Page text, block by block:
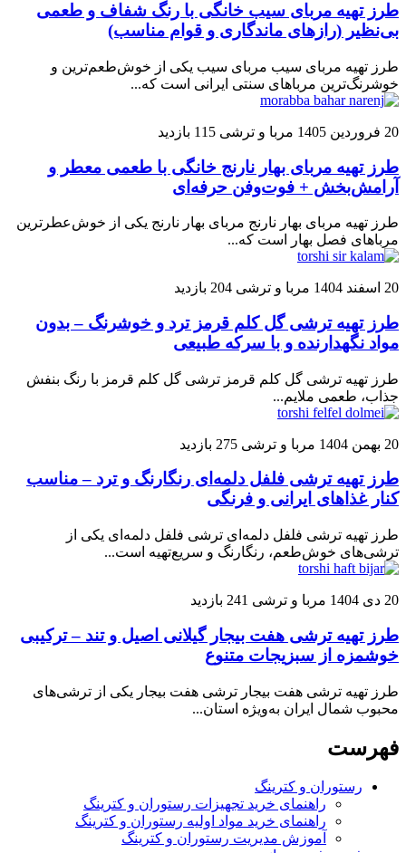
طرز تهیه مربای سیب خانگی با رنگ شفاف و طعمی
بی‌نظیر (رازهای ماندگاری و قوام مناسب)
طرز تهیه مربای سیب مربای سیب یکی از خوش‌طعم‌ترین و
خوشرنگ‌ترین مرباهای سنتی ایرانی است که...
20 فروردین 1405 مربا و ترشی 115 بازدید
طرز تهیه مربای بهار نارنج خانگی با طعمی معطر و
آرامش‌بخش + فوت‌وفن حرفه‌ای
طرز تهیه مربای بهار نارنج مربای بهار نارنج یکی از خوش‌عطرترین
مرباهای فصل بهار است که...
20 اسفند 1404 مربا و ترشی 204 بازدید
طرز تهیه ترشی گل کلم قرمز ترد و خوشرنگ – بدون
مواد نگهدارنده و با سرکه طبیعی
طرز تهیه ترشی گل کلم قرمز ترشی گل کلم قرمز با رنگ بنفش
جذاب، طعمی ملایم...
20 بهمن 1404 مربا و ترشی 275 بازدید
طرز تهیه ترشی فلفل دلمه‌ای رنگارنگ و ترد – مناسب
کنار غذاهای ایرانی و فرنگی
طرز تهیه ترشی فلفل دلمه‌ای ترشی فلفل دلمه‌ای یکی از
ترشی‌های خوش‌طعم، رنگارنگ و سریع‌تهیه است...
20 دی 1404 مربا و ترشی 241 بازدید
طرز تهیه ترشی هفت بیجار گیلانی اصیل و تند – ترکیبی
خوشمزه از سبزیجات متنوع
طرز تهیه ترشی هفت بیجار ترشی هفت بیجار یکی از ترشی‌های
محبوب شمال ایران به‌ویژه استان...
فهرست
رستوران و کترینگ
راهنمای خرید تجهیزات رستوران و کترینگ
راهنمای خرید مواد اولیه رستوران و کترینگ
آموزش مدیریت رستوران و کترینگ